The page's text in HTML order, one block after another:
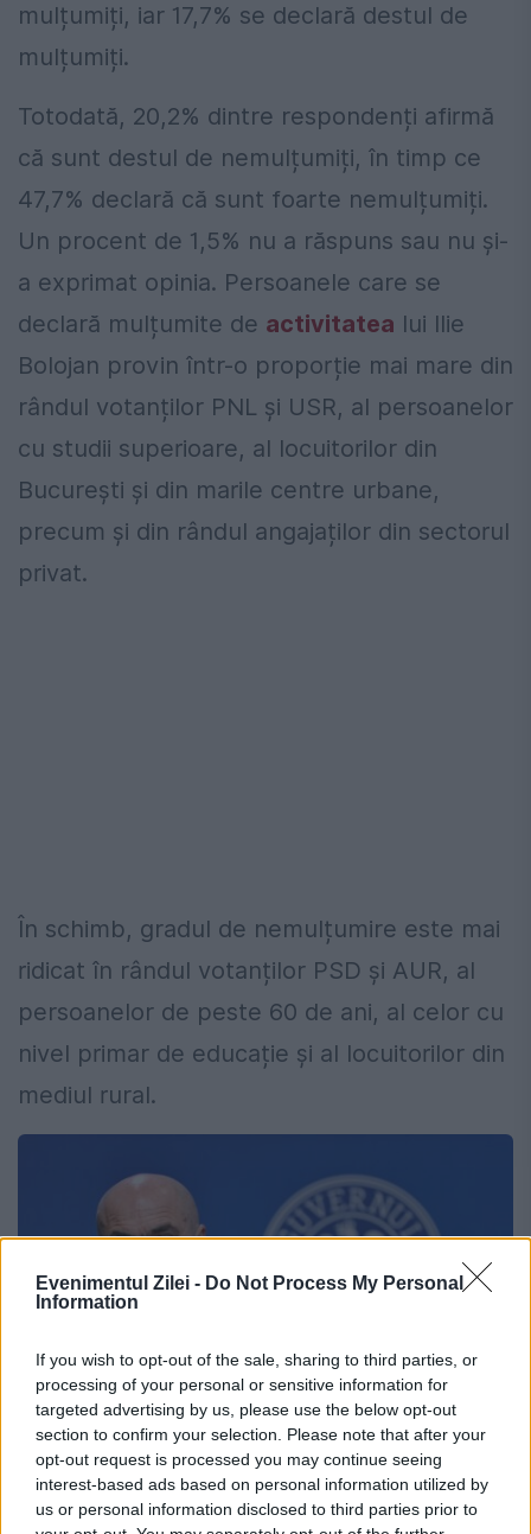
Evenimentul Zilei - Do Not Process My Personal
Information
If you wish to opt-out of the sale, sharing to third parties, or
processing of your personal or sensitive information for
targeted advertising by us, please use the below opt-out
section to confirm your selection. Please note that after your
opt-out request is processed you may continue seeing
interest-based ads based on personal information utilized by
us or personal information disclosed to third parties prior to
mulțumiți, iar 17,7% se declară destul de
mulțumiți.
Totodată, 20,2% dintre respondenți afirmă
că sunt destul de nemulțumiți, în timp ce
47,7% declară că sunt foarte nemulțumiți.
Un procent de 1,5% nu a răspuns sau nu și-
a exprimat opinia. Persoanele care se
declară mulțumite de activitatea lui Ilie
Bolojan provin într-o proporție mai mare din
rândul votanților PNL și USR, al persoanelor
cu studii superioare, al locuitorilor din
București și din marile centre urbane,
precum și din rândul angajaților din sectorul
privat.
În schimb, gradul de nemulțumire este mai
ridicat în rândul votanților PSD și AUR, al
persoanelor de peste 60 de ani, al celor cu
nivel primar de educație și al locuitorilor din
mediul rural.
Ilie Bolojan. Sursă foto: gov.ro